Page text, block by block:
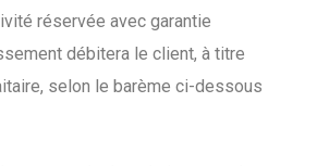
réservée avec garantie
débitera le client, à titre
selon le barème ci-dessous